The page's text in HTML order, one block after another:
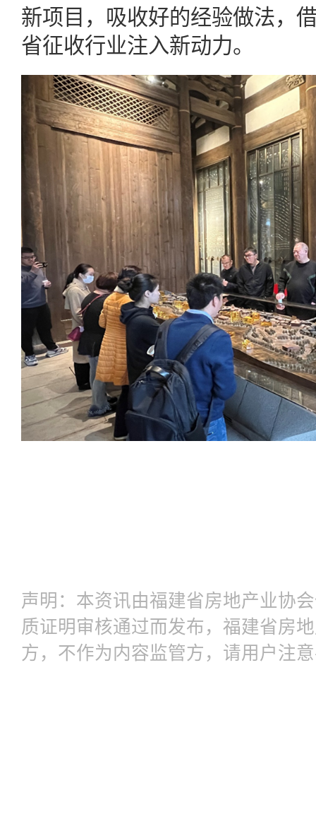
新项目，吸收好的经验做法，
省征收行业注入新动力。
声明：本资讯由福建省房地产业协
质证明审核通过而发布，福建省房
方，不作为内容监管方，请用户注